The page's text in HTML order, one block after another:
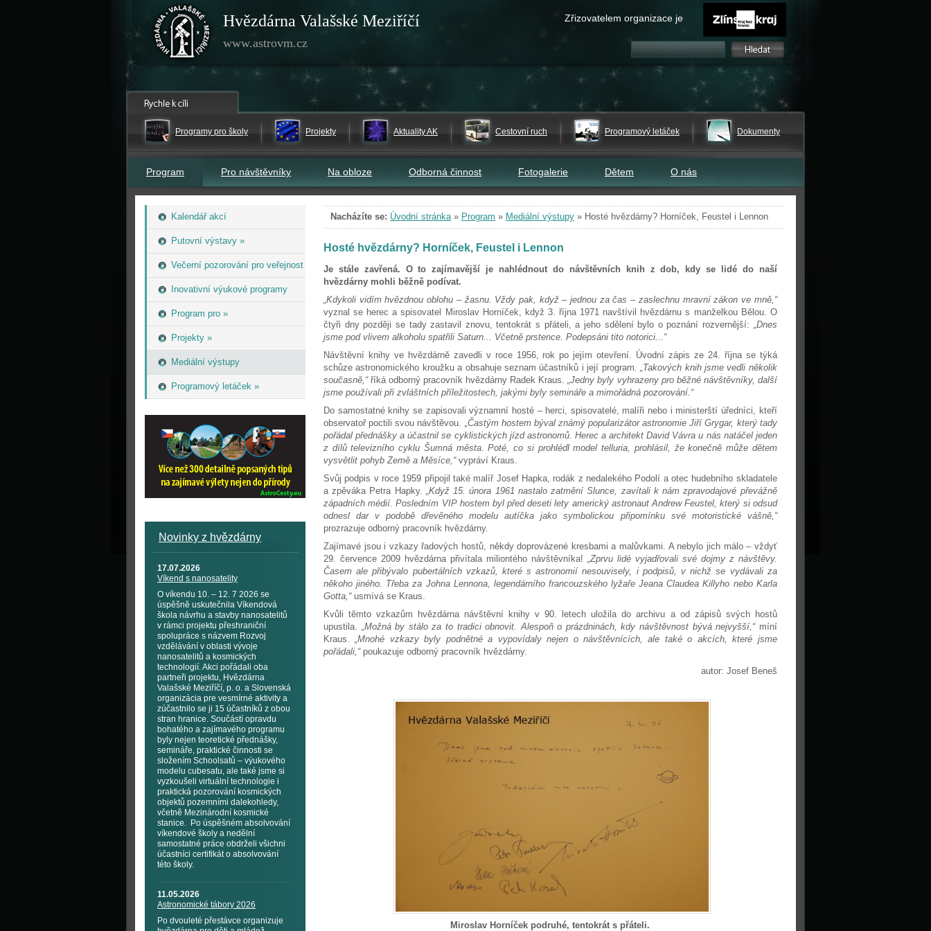
Hvězdárna Valašské Meziříčí
www.astrovm.cz
Zřizovatelem organizace je
Programy pro školy Projekty Aktuality AK Cestovní ruch Programový letáček Dokumenty
Program Pro návštěvníky Na obloze Odborná činnost Fotogalerie Dětem O nás
Kalendář akcí
Putovní výstavy »
Večerní pozorování pro veřejnost
Inovativní výukové programy
Program pro »
Projekty »
Mediální výstupy
Programový letáček »
Novinky z hvězdárny
17.07.2026
Víkend s nanosatelity
O víkendu 10. – 12. 7 2026 se
úspěšně uskutečnila Víkendová
škola návrhu a stavby nanosatelitů
v rámci projektu přeshraniční
spolupráce s názvem Rozvoj
vzdělávání v oblasti vývoje
nanosatelitů a kosmických
technologií. Akci pořádali oba
partneři projektu, Hvězdárna
Valašské Meziříčí, p. o. a Slovenská
organizácia pre vesmírné aktivity a
zúčastnilo se ji 15 účastníků z obou
stran hranice. Součástí opravdu
bohatého a zajímavého programu
byly nejen teoretické přednášky,
semináře, praktické činnosti se
složením Schoolsatů – výukového
modelu cubesatu, ale také jsme si
vyzkoušeli virtuální technologie i
praktická pozorování kosmických
objektů pozemními dalekohledy,
včetně Mezinárodní kosmické
stanice. Po úspěšném absolvování
víkendové školy a nedělní
samostatné práce obdrželi všichni
účastníci certifikát o absolvování
této školy.
11.05.2026
Astronomické tábory 2026
Po dvouleté přestávce organizuje
Nacházíte se: Úvodní stránka» Program » Mediální výstupy » Hosté hvězdárny? Horníček, Feustel i Lennon
Hosté hvězdárny? Horníček, Feustel i Lennon
Je stále zavřená. O to zajímavější je nahlédnout do návštěvních knih z dob, kdy se lidé do naší
hvězdárny mohli běžně podívat.
„Kdykoli vidím hvězdnou oblohu – žasnu. Vždy pak, když – jednou za čas – zaslechnu mravní zákon ve mně,“
vyznal se herec a spisovatel Miroslav Horníček, když 3. října 1971 navštívil hvězdárnu s manželkou Bělou. O
čtyři dny později se tady zastavil znovu, tentokrát s přáteli, a jeho sdělení bylo o poznání rozvernější: „Dnes
jsme pod vlivem alkoholu spatřili Saturn... Včetně prstence. Podepsáni tito notorici...“
Návštěvní knihy ve hvězdárně zavedli v roce 1956, rok po jejím otevření. Úvodní zápis ze 24. října se týká
schůze astronomického kroužku a obsahuje seznam účastníků i její program. „Takových knih jsme vedli několik
současně,“říká odborný pracovník hvězdárny Radek Kraus.„Jedny byly vyhrazeny pro běžné návštěvníky, další
jsme používali při zvláštních příležitostech, jakými byly semináře a mimořádná pozorování.“
Do samostatné knihy se zapisovali významní hosté – herci, spisovatelé, malíři nebo i ministerští úředníci, kteří
observatoř poctili svou návštěvou. „Častým hostem býval známý popularizátor astronomie Jiří Grygar, který tady
pořádal přednášky a účastnil se cyklistických jízd astronomů. Herec a architekt David Vávra u nás natáčel jeden
z dílů televizního cyklu Šumná města. Poté, co si prohlédl model telluria, prohlásil, že konečně může dětem
vysvětlit pohyb Země a Měsíce,“ vypráví Kraus.
Svůj podpis v roce 1959 připojil také malíř Josef Hapka, rodák z nedalekého Podolí a otec hudebního skladatele
a zpěváka Petra Hapky. „Když 15. února 1961 nastalo zatmění Slunce, zavítali k nám zpravodajové převážně
západních médií. Posledním VIP hostem byl před deseti lety americký astronaut Andrew Feustel, který si odsud
odnesl dar v podobě dřevěného modelu autíčka jako symbolickou připomínku své motoristické vášně,“
prozrazuje odborný pracovník hvězdárny.
Zajímavé jsou i vzkazy řadových hostů, někdy doprovázené kresbami a malůvkami. A nebylo jich málo – vždyť
29. července 2009 hvězdárna přivítala miliontého návštěvníka! „Zprvu lidé vyjadřovali své dojmy z návštěvy.
Časem ale přibývalo pubertálních vzkazů, které s astronomií nesouvisely, i podpisů, v nichž se vydávali za
někoho jiného. Třeba za Johna Lennona, legendárního francouzského lyžaře Jeana Claudea Killyho nebo Karla
Gotta,“usmívá se Kraus.
Kvůli těmto vzkazům hvězdárna návštěvní knihy v 90. letech uložila do archivu a od zápisů svých hostů
upustila. „Možná by stálo za to tradici obnovit. Alespoň o prázdninách, kdy návštěvnost bývá nejvyšší,“míní
Kraus.„Mnohé vzkazy byly podnětné a vypovídaly nejen o návštěvnících, ale také o akcích, které jsme
pořádali,“poukazuje odborný pracovník hvězdárny.
autor: Josef Beneš
Miroslav Horníček podruhé, tentokrát s přáteli.